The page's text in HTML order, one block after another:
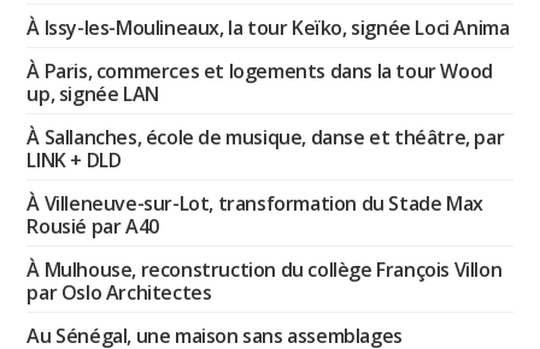
À Issy-les-Moulineaux, la tour Keïko, signée Loci Anima
À Paris, commerces et logements dans la tour Wood
up, signée LAN
À Sallanches, école de musique, danse et théâtre, par
LINK + DLD
À Villeneuve-sur-Lot, transformation du Stade Max
Rousié par A40
À Mulhouse, reconstruction du collège François Villon
par Oslo Architectes
Au Sénégal, une maison sans assemblages